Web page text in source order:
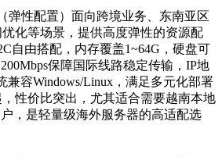
弹性配置）面向跨境业务、东南亚区
化等场景，提供高度弹性的资源配
自由搭配，内存覆盖1~64G，硬盘可
保障国际线路稳定传输，IP地
兼容Windows/Linux，满足多元化部署
性价比突出，尤其适合需要越南本地
，是轻量级海外服务器的高适配选